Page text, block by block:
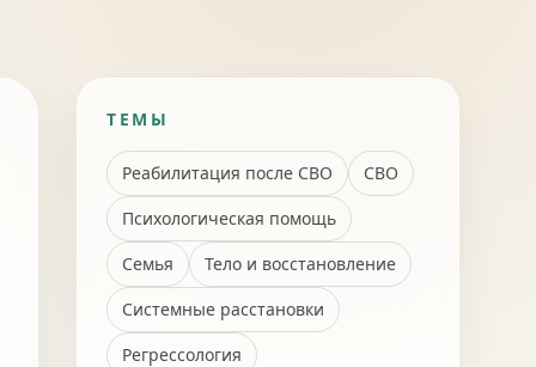
ТЕМЫ
Реабилитация после СВО
СВО
Психологическая помощь
Семья
Тело и восстановление
Системные расстановки
Регрессология